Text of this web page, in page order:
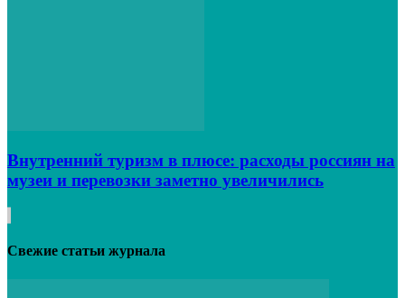
Внутренний туризм в плюсе: расходы россиян на
музеи и перевозки заметно увеличились
Свежие статьи журнала